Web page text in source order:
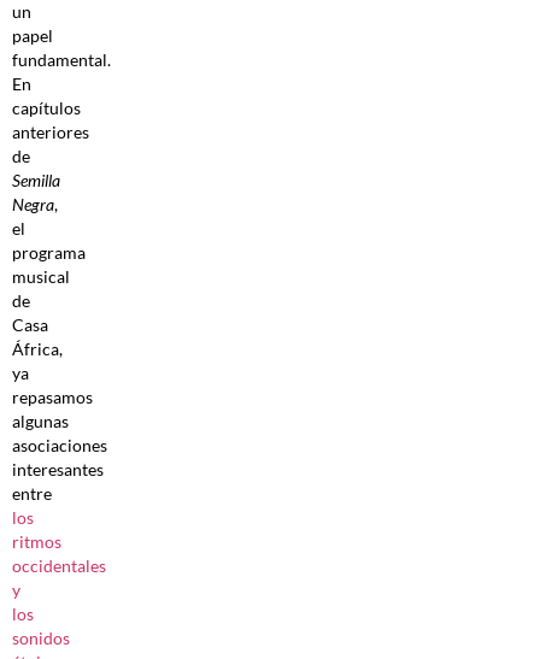
un
papel
fundamental.
En
capítulos
anteriores
de
Semilla
Negra,
el
programa
musical
de
Casa
África,
ya
repasamos
algunas
asociaciones
interesantes
entre
los
ritmos
occidentales
y
los
sonidos